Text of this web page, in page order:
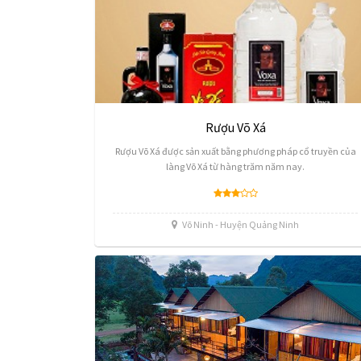
Rượu Võ Xá
Rượu Võ Xá được sản xuất bằng phương pháp cổ truyền của
làng Võ Xá từ hàng trăm năm nay.
Võ Ninh - Huyện Quảng Ninh